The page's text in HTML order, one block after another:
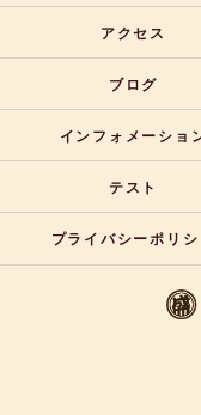
アクセス
ブログ
インフォメーショ
テスト
プライバシーポリ